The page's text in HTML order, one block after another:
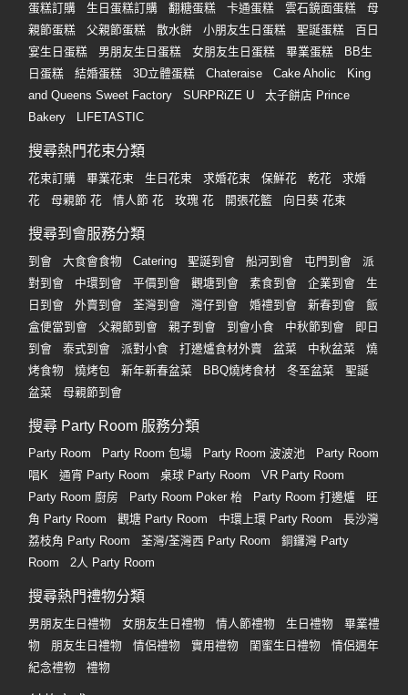
蛋糕訂購 生日蛋糕訂購 翻糖蛋糕 卡通蛋糕 雲石鏡面蛋糕
母
親節蛋糕
父親節蛋糕 散水餅 小朋友生日蛋糕 聖誕蛋糕
百日
宴生日蛋糕
男朋友生日蛋糕 女朋友生日蛋糕 畢業蛋糕
BB生
日蛋糕
結婚蛋糕 3D立體蛋糕 Chateraise Cake Aholic
King
and Queens Sweet Factory
SURPRiZE U
太子餅店 Prince
Bakery
LIFETASTIC
搜尋熱門花束分類
花束訂購 畢業花束 生日花束 求婚花束 保鮮花 乾花
求婚
花
母親節 花 情人節 花 玫瑰 花 開張花籃 向日葵 花束
搜尋到會服務分類
到會 大食會食物 Catering 聖誕到會 船河到會 屯門到會
派
對到會
中環到會 平價到會 觀塘到會 素食到會 企業到會
生
日到會
外賣到會 荃灣到會 灣仔到會 婚禮到會 新春到會
飯
盒便當到會
父親節到會 親子到會 到會小食 中秋節到會
即日
到會
泰式到會 派對小食 打邊爐食材外賣 盆菜 中秋盆菜
燒
烤食物
燒烤包 新年新春盆菜 BBQ燒烤食材 冬至盆菜
聖誕
盆菜
母親節到會
搜尋 Party Room 服務分類
Party Room Party Room 包場 Party Room 波波池
Party Room
唱K
通宵 Party Room 桌球 Party Room
VR Party Room
Party Room 廚房
Party Room Poker 枱 Party Room 打邊爐
旺
角 Party Room
觀塘 Party Room 中環上環 Party Room
長沙灣
荔枝角 Party Room
荃灣/荃灣西 Party Room
銅鑼灣 Party
Room
2人 Party Room
搜尋熱門禮物分類
男朋友生日禮物 女朋友生日禮物 情人節禮物 生日禮物
畢業禮
物
朋友生日禮物 情侶禮物 實用禮物 閨蜜生日禮物
情侶週年
紀念禮物
禮物